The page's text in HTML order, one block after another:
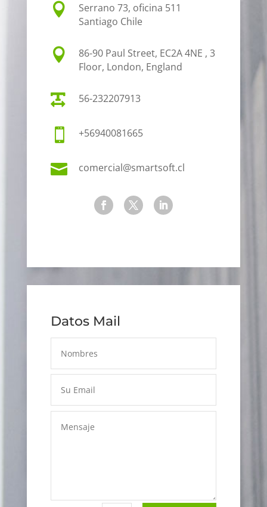

Serrano 73, oficina 511
Santiago Chile

86-90 Paul Street, EC2A 4NE , 3
Floor, London, England
 56-232207913
 +56940081665
 comercial@smartsoft.cl
Datos Mail